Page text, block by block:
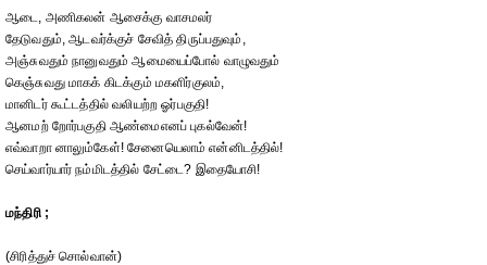
ஆடை, அணிகலன் ஆசைக்கு வாசமலர்
தேடுவதும், ஆடவர்க்குச் சேவித் திருப்பதுவும்,
அஞ்சுவதும் நானுவதும் ஆமையைப்போல் வாழுவதும்
கெஞ்சுவது மாகக் கிடக்கும் மகளிர்குலம்,
மானிடர் கூட்டத்தில் வலியற்ற ஓர்பகுதி!
ஆனமற் றோர்பகுதி ஆண்மைஎனப் புகல்வேன்!
எவ்வாறா னாலும்கேள்! சேனையெலாம் என்னிடத்தில்!
செய்வார்யார் நம்மிடத்தில் சேட்டை? இதையோசி!
மந்திரி ;
(சிரித்துச் சொல்வான்)